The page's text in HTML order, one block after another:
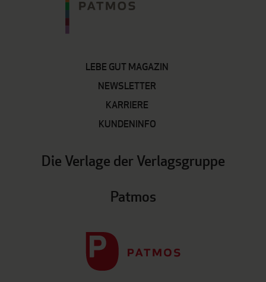
LEBE GUT MAGAZIN
NEWSLETTER
KARRIERE
KUNDENINFO
Die Verlage der Verlagsgruppe
Patmos